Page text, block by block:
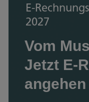
E-
2027
Vom
Jetzt E-
angehen